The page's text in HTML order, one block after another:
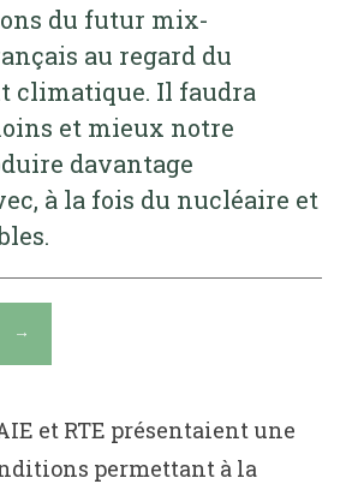
du futur mix-
au regard du
climatique. Il faudra
et mieux notre
davantage
à la fois du nucléaire et
↓
et RTE présentaient une
permettant à la